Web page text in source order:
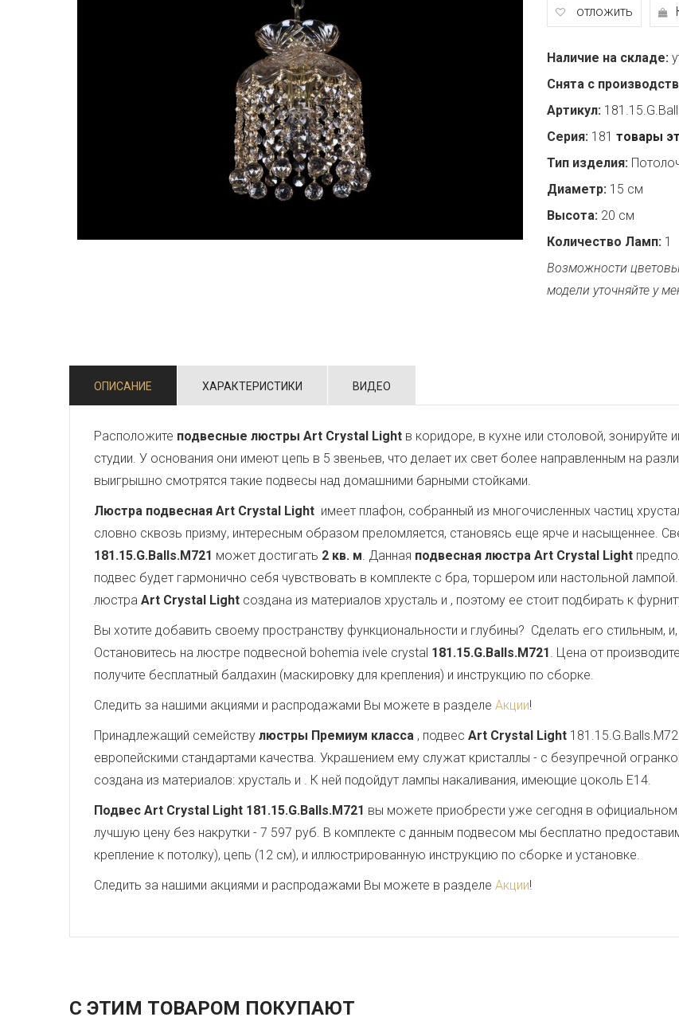
отложить
Наличие на складе:
Снята с
Артикул:
Серия: 181 товары
Тип изделия:
Диаметр: 15 см
Высота: 20 см
Количество Ламп: 1
Возможности
модели уточняйте у
ОПИСАНИЕ ХАРАКТЕРИСТИКИ ВИДЕО
Расположите подвесные люстры Art Crystal Light в коридоре, в кухне или столовой,
студии. У основания они имеют цепь в 5 звеньев, что делает их свет более направленным на
выигрышно смотрятся такие подвесы над домашними барными стойками.
Люстра подвесная Art Crystal Light имеет плафон, собранный из многочисленных частиц
словно сквозь призму, интересным образом преломляется, становясь еще ярче и насыщеннее.
181.15.G.Balls.M721 может достигать 2 кв. м. Данная подвесная люстра Art Crystal Light
подвес будет гармонично себя чувствовать в комплекте с бра, торшером или настольной
люстра Art Crystal Light создана из материалов хрусталь и , поэтому ее стоит подбирать к
Вы хотите добавить своему пространству функциональности и глубины? Сделать его
Остановитесь на люстре подвесной bohemia ivele crystal 181.15.G.Balls.M721. Цена от
получите бесплатный балдахин (маскировку для крепления) и инструкцию по сборке.
Следить за нашими акциями и распродажами Вы можете в разделе Акции!
Принадлежащий семейству люстры Премиум класса , подвес Art Crystal Light
европейскими стандартами качества. Украшением ему служат кристаллы - с безупречной
создана из материалов: хрусталь и . К ней подойдут лампы накаливания, имеющие цоколь E14.
Подвес Art Crystal Light 181.15.G.Balls.M721 вы можете приобрести уже сегодня в
лучшую цену без накрутки - 7 597 руб. В комплекте с данным подвесом мы бесплатно
крепление к потолку), цепь (12 см), и иллюстрированную инструкцию по сборке и установке.
Следить за нашими акциями и распродажами Вы можете в разделе Акции!
С ЭТИМ ТОВАРОМ ПОКУПАЮТ